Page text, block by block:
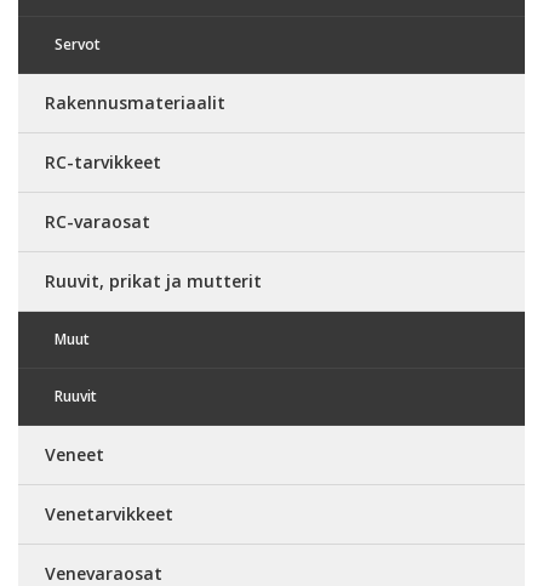
Servot
Rakennusmateriaalit
RC-tarvikkeet
RC-varaosat
Ruuvit, prikat ja mutterit
Muut
Ruuvit
Veneet
Venetarvikkeet
Venevaraosat